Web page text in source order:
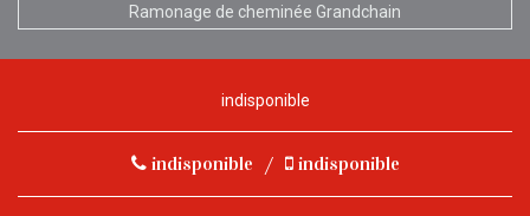
Ramonage de cheminée Grandchain
indisponible
indisponible / indisponible